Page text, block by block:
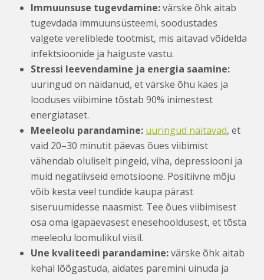
Immuunsuse tugevdamine:värske õhk aitab
tugevdada immuunsüsteemi, soodustades
valgete vereliblede tootmist, mis aitavad võidelda
infektsioonide ja haiguste vastu.
Stressi leevendamine ja energia saamine:
uuringud on näidanud, et värske õhu käes ja
looduses viibimine tõstab 90% inimestest
energiataset.
Meeleolu parandamine: uuringud näitavad, et
vaid 20–30 minutit päevas õues viibimist
vähendab oluliselt pingeid, viha, depressiooni ja
muid negatiivseid emotsioone. Positiivne mõju
võib kesta veel tundide kaupa pärast
siseruumidesse naasmist. Tee õues viibimisest
osa oma igapäevasest enesehooldusest, et tõsta
meeleolu loomulikul viisil.
Une kvaliteedi parandamine:värske õhk aitab
kehal lõõgastuda, aidates paremini uinuda ja